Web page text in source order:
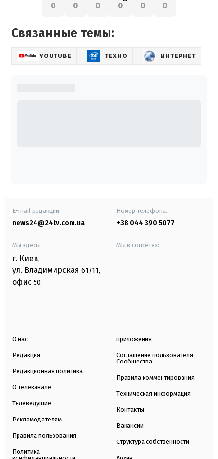
0 0 0 0 0 0
Связанные темы:
YOUTUBE ТЕХНО ИНТЕРНЕТ
E-mail редакции
news24@24tv.com.ua
Номер телефона:
+38 044 390 5077
Мы здесь:
г. Киев,
ул. Владимирская 61/11,
офис 50
Мы в соцсетях:
О нас
Редакция
Редакционная политика
О телеканале
Телеведущие
Рекламодателям
Правила пользования
Политика
приложения
Соглашение пользователя
Сообщества
Правила комментирования
Техническая информация
Контакты
Вакансии
Структура собственности